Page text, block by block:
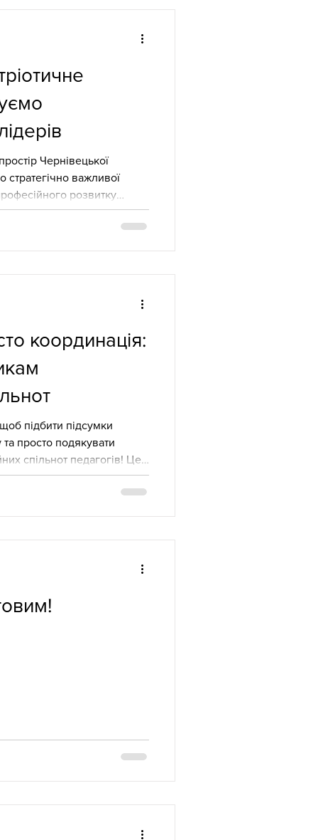
Чернівецької
стратегічно важливої
розвитку
та завдяки
Чернівецького ліцею
яку організувала
координація:
підбити підсумки
просто подякувати
спільнот педагогів! Цей
скільки часу й енергії
матеріали чи